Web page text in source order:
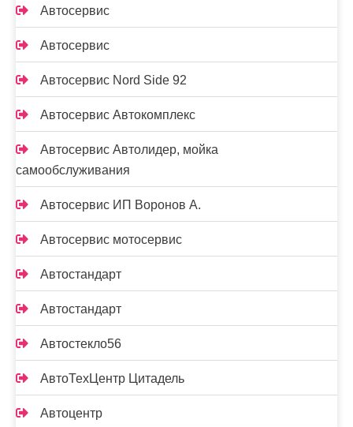
Автосервис
Автосервис
Автосервис Nord Side 92
Автосервис Автокомплекс
Автосервис Автолидер, мойка
самообслуживания
Автосервис ИП Воронов А.
Автосервис мотосервис
Автостандарт
Автостандарт
Автостекло56
АвтоТехЦентр Цитадель
Автоцентр